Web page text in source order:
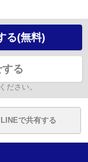
る(無料)
る
ださい。
LINEで共有する